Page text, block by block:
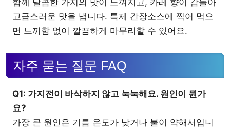
고급스러운 맛을 냅니다. 특제 간장소스에 찍어 먹으
면 느끼함 없이 깔끔하게 마무리할 수 있어요.
자주 묻는 질문 FAQ
Q1: 가지전이 바삭하지 않고 눅눅해요. 원인이 뭔가
요?
가장 큰 원인은 기름 온도가 낮거나 불이 약해서입니